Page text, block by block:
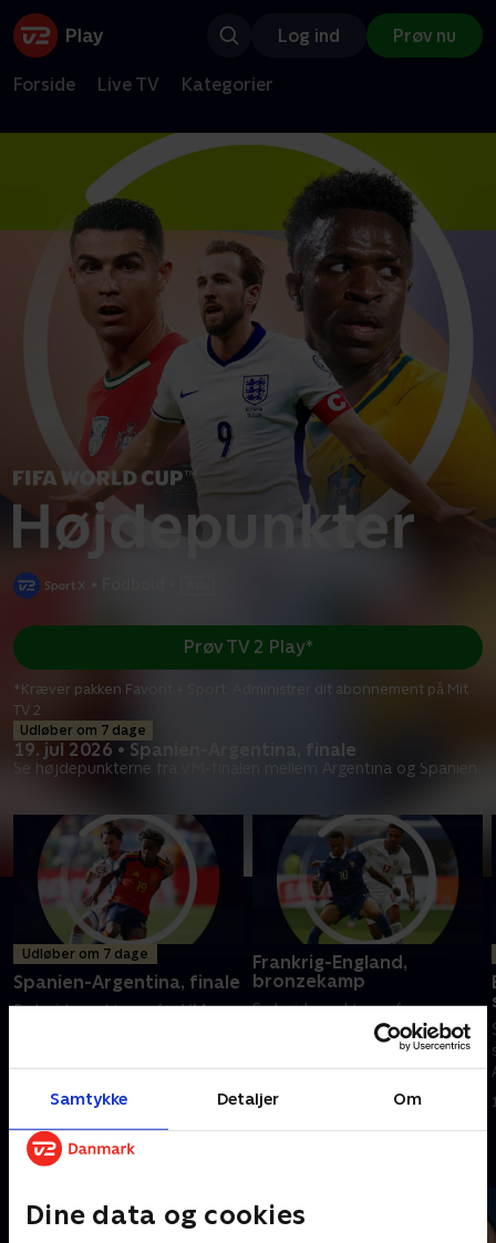
Samtykke Detaljer Om
Dine data og cookies
Log ind Prøv nu
Forside Live TV Kategorier
Udløber om 7 dage
19. jul 2026 • Spanien-Argentina, finale
Se højdepunkterne fra VM-finalen mellem Argentina og Spanien.
Prøv TV 2 Play*
*Kræver pakken Favorit + Sport. Administrer dit abonnement på Mit
TV 2.
Udløber om 7 dage
Spanien-Argentina, finale
Se højdepunkterne fra VM-
Frankrig-England,
bronzekamp
Se højdepunkterne fra
bronzekampen mellem Frankrig
Andre så også